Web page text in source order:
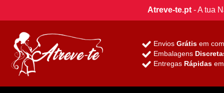
Atreve-te.pt- A tua
Envios Grátis em
Embalagens
Entregas Rápidas em